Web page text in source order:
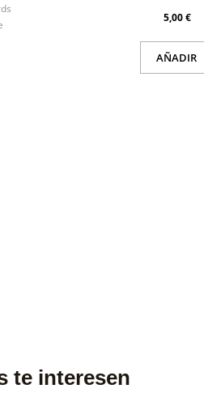
5,00 €
AÑADIR
te interesen
lista de deseos.